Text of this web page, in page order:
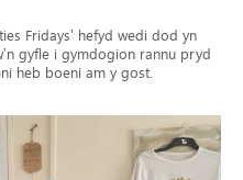
Fridays’ hefyd wedi dod yn
gyfle i gymdogion rannu pryd
heb boeni am y gost.